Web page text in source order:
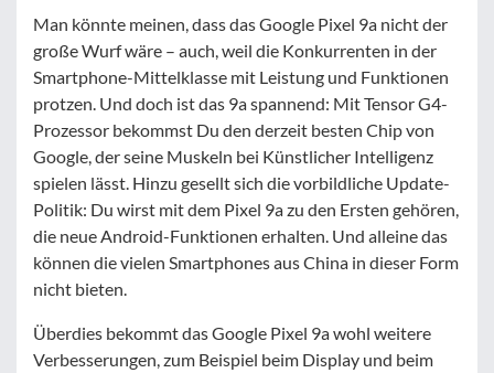
Man könnte meinen, dass das Google Pixel 9a nicht der
große Wurf wäre – auch, weil die Konkurrenten in der
Smartphone-Mittelklasse mit Leistung und Funktionen
protzen. Und doch ist das 9a spannend: Mit Tensor G4-
Prozessor bekommst Du den derzeit besten Chip von
Google, der seine Muskeln bei Künstlicher Intelligenz
spielen lässt. Hinzu gesellt sich die vorbildliche Update-
Politik: Du wirst mit dem Pixel 9a zu den Ersten gehören,
die neue Android-Funktionen erhalten. Und alleine das
können die vielen Smartphones aus China in dieser Form
nicht bieten.
Überdies bekommt das Google Pixel 9a wohl weitere
Verbesserungen, zum Beispiel beim Display und beim